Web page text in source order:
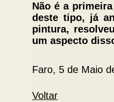
Não é a
deste tipo, já
pintura,
um aspecto
Faro, 5 de Maio
Voltar